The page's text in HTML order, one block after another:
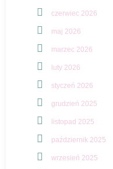
czerwiec 2026
maj 2026
marzec 2026
luty 2026
styczeń 2026
grudzień 2025
listopad 2025
październik 2025
wrzesień 2025